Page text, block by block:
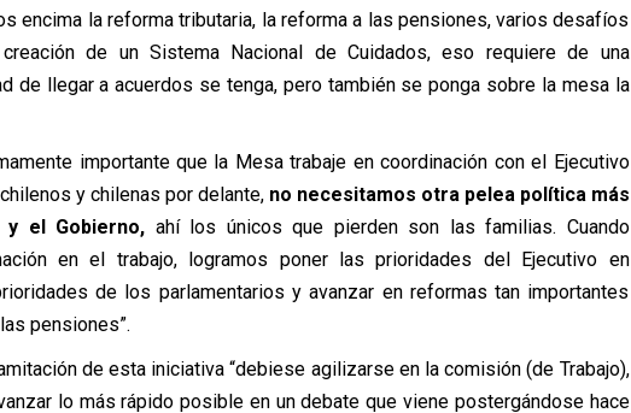
encima la reforma tributaria, la reforma a las pensiones, varios desafíos
de un Sistema Nacional de Cuidados, eso requiere de una
de llegar a acuerdos se tenga, pero también se ponga sobre la mesa la
importante que la Mesa trabaje en coordinación con el Ejecutivo
y chilenas por delante, no necesitamos otra pelea política más
el Gobierno, ahí los únicos que pierden son las familias. Cuando
en el trabajo, logramos poner las prioridades del Ejecutivo en
de los parlamentarios y avanzar en reformas tan importantes
pensiones”.
de esta iniciativa “debiese agilizarse en la comisión (de Trabajo),
lo más rápido posible en un debate que viene postergándose hace